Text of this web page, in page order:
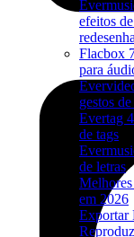
efeitos
Flacbox
para
gestos
Evertag
de tags
de letras
em 2026
Exportar